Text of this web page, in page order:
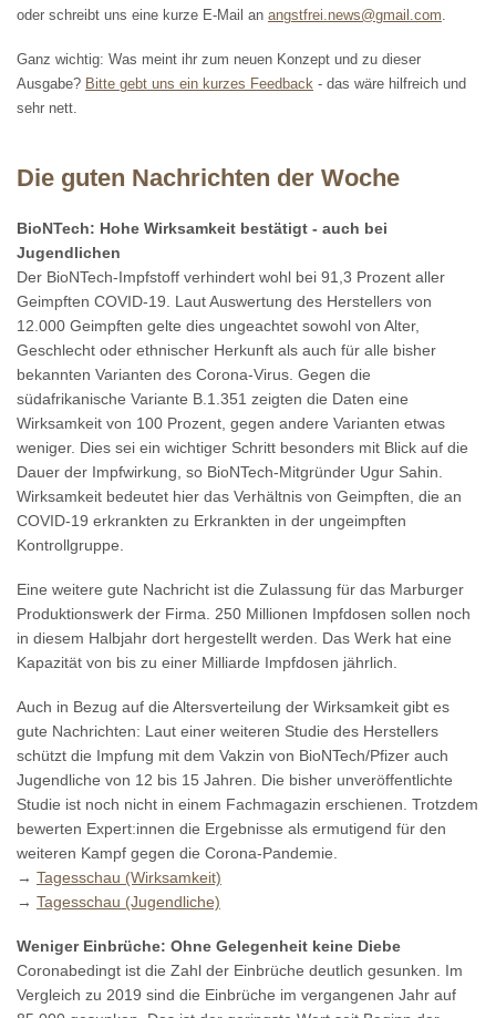
oder schreibt uns eine kurze E-Mail an angstfrei.news@gmail.com.
Ganz wichtig: Was meint ihr zum neuen Konzept und zu dieser
Ausgabe? Bitte gebt uns ein kurzes Feedback - das wäre hilfreich und
sehr nett.
Die guten Nachrichten der Woche
BioNTech: Hohe Wirksamkeit bestätigt - auch bei
Jugendlichen
Der BioNTech-Impfstoff verhindert wohl bei 91,3 Prozent aller
Geimpften COVID-19. Laut Auswertung des Herstellers von
12.000 Geimpften gelte dies ungeachtet sowohl von Alter,
Geschlecht oder ethnischer Herkunft als auch für alle bisher
bekannten Varianten des Corona-Virus. Gegen die
südafrikanische Variante B.1.351 zeigten die Daten eine
Wirksamkeit von 100 Prozent, gegen andere Varianten etwas
weniger. Dies sei ein wichtiger Schritt besonders mit Blick auf die
Dauer der Impfwirkung, so BioNTech-Mitgründer Ugur Sahin.
Wirksamkeit bedeutet hier das Verhältnis von Geimpften, die an
COVID-19 erkrankten zu Erkrankten in der ungeimpften
Kontrollgruppe.
Eine weitere gute Nachricht ist die Zulassung für das Marburger
Produktionswerk der Firma. 250 Millionen Impfdosen sollen noch
in diesem Halbjahr dort hergestellt werden. Das Werk hat eine
Kapazität von bis zu einer Milliarde Impfdosen jährlich.
Auch in Bezug auf die Altersverteilung der Wirksamkeit gibt es
gute Nachrichten: Laut einer weiteren Studie des Herstellers
schützt die Impfung mit dem Vakzin von BioNTech/Pfizer auch
Jugendliche von 12 bis 15 Jahren. Die bisher unveröffentlichte
Studie ist noch nicht in einem Fachmagazin erschienen. Trotzdem
bewerten Expert:innen die Ergebnisse als ermutigend für den
weiteren Kampf gegen die Corona-Pandemie.
→ Tagesschau (Wirksamkeit)
→ Tagesschau (Jugendliche)
Weniger Einbrüche: Ohne Gelegenheit keine Diebe
Coronabedingt ist die Zahl der Einbrüche deutlich gesunken. Im
Vergleich zu 2019 sind die Einbrüche im vergangenen Jahr auf